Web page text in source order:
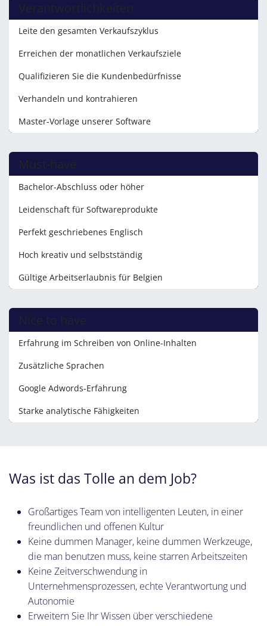
Leite den gesamten Verkaufszyklus
Erreichen der monatlichen Verkaufsziele
Qualifizieren Sie die Kundenbedürfnisse
Verhandeln und kontrahieren
Master-Vorlage unserer Software
Bachelor-Abschluss oder höher
Leidenschaft für Softwareprodukte
Perfekt geschriebenes Englisch
Hoch kreativ und selbstständig
Gültige Arbeitserlaubnis für Belgien
Erfahrung im Schreiben von Online-Inhalten
Zusätzliche Sprachen
Google Adwords-Erfahrung
Starke analytische Fähigkeiten
Was ist das Tolle an dem Job?
Großartiges Team von intelligenten Leuten, in einer
freundlichen und offenen Kultur
Keine dummen Manager, keine dummen Werkzeuge,
die man benutzen muss, keine starren Arbeitszeiten
Keine Zeitverschwendung in
Unternehmensprozessen, echte Verantwortung und
Autonomie
Erweitern Sie Ihr Wissen über verschiedene